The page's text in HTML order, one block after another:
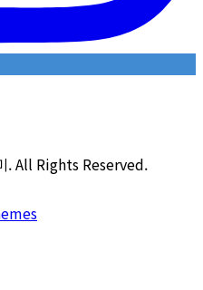
. All Rights Reserved.